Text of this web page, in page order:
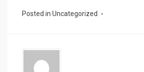
Posted in Uncategorized